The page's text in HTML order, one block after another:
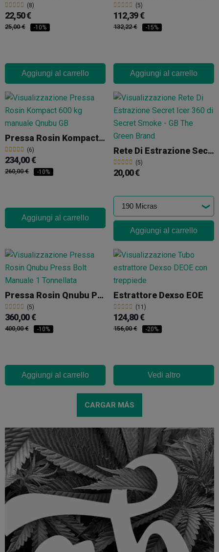
(8)
22,50 €
25,00 € -10%
Aggiungi al carrello
(5)
112,39 €
132,22 € -15%
Aggiungi al carrello
Pressa Rosin Kompact 600 Kg Manuale
(6)
234,00 €
260,00 € -10%
Aggiungi al carrello
Rete Di Estrazione Secret Icer 360
(5)
20,00 €
Aggiungi al carrello
Pressa Rosin Qnubu Press Bolt Manuale 1 Tonnellata
(5)
360,00 €
400,00 € -10%
Aggiungi al carrello
Estrattore Dexso EOE
(11)
124,80 €
156,00 € -20%
Vedi altro
CARGAR MÁS